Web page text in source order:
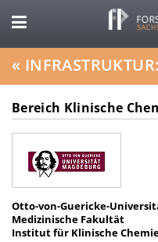
«
Bereich Klinische
Otto-von-Guericke-
Medizinische Fakultät
Institut für Klinische